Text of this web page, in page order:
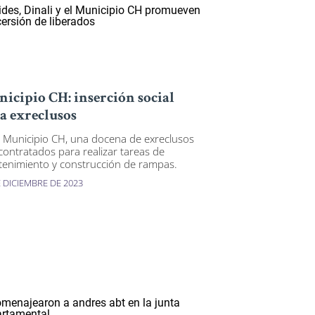
CH: inserción social
exreclusos
Municipio CH, una docena de exreclusos
para realizar tareas de
y construcción de rampas.
DICIEMBRE DE 2023